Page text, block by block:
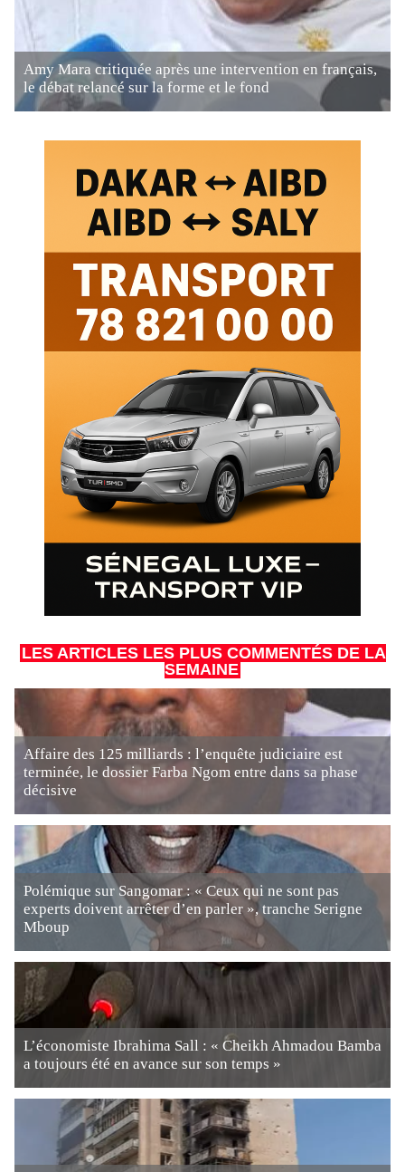
Amy Mara critiquée après une intervention en français,
le débat relancé sur la forme et le fond
LES ARTICLES LES PLUS COMMENTÉS DE LA
SEMAINE
Affaire des 125 milliards : l’enquête judiciaire est
terminée, le dossier Farba Ngom entre dans sa phase
décisive
Polémique sur Sangomar : « Ceux qui ne sont pas
experts doivent arrêter d’en parler », tranche Serigne
Mboup
L’économiste Ibrahima Sall : « Cheikh Ahmadou Bamba
a toujours été en avance sur son temps »